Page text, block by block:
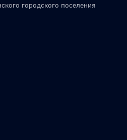
городского поселения